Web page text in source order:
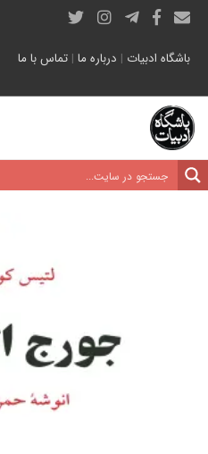
باشگاه ادبیات | درباره ما | تماس با ما